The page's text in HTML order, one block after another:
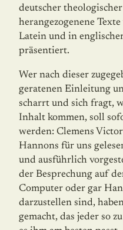
deutscher
herangezogenene
Latein und in
präsentiert.
Wer nach dieser
geratenen Einleitung
scharrt und sich fragt,
Inhalt kommen, soll
werden: Clemens
Hannons für uns
und ausführlich
der Besprechung auf
Computer oder gar
darzustellen sind,
gemacht, das jeder so